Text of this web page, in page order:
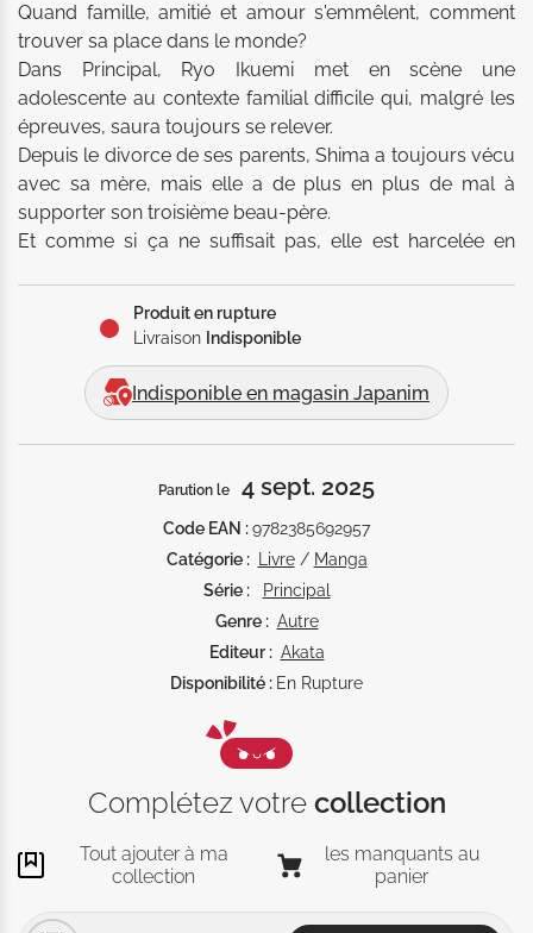
Quand famille, amitié et amour s'emmêlent, comment
trouver sa place dans le monde?
Dans Principal, Ryo Ikuemi met en scène une
adolescente au contexte familial difficile qui, malgré les
épreuves, saura toujours se relever.
Depuis le divorce de ses parents, Shima a toujours vécu
avec sa mère, mais elle a de plus en plus de mal à
supporter son troisième beau-père.
Et comme si ça ne suffisait pas, elle est harcelée en
rejoindre son père à Sapporo, espérant ainsi tourner la
Mais quand elle rencontre Wao et Gen, les deux garçons
les plus populaires de son nouveau lycée, son cœur
s'emballe.
détester par ses nouvelles camarades ?
Produit en rupture
Livraison Indisponible
Indisponible en magasin Japanim
Parution le 4 sept. 2025
Code EAN :9782385692957
Catégorie :
Livre/ Manga
Série :
Principal
Genre : Autre
Editeur : Akata
Disponibilité : En Rupture
Complétez votre collection
Tout ajouter à ma
collection
les manquants au
panier